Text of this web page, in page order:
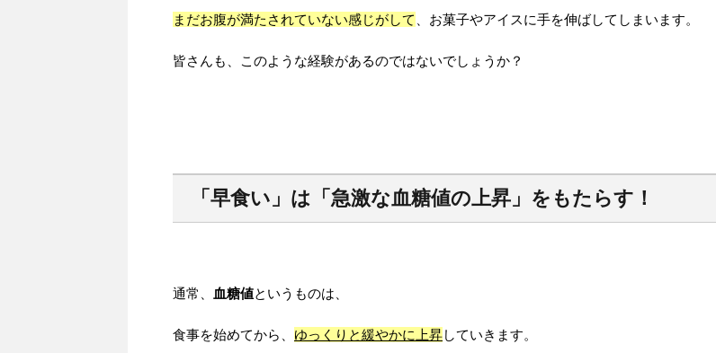
まだお腹が満たされていない感じがして 、お菓子やアイスに手を伸ばしてしまいます。
皆さんも、このような経験があるのではないでしょうか？
「早食い」は「急激な血糖値の上昇」をもたらす！
通常、 血糖値というものは、
食事を始めてから、 ゆっくりと緩やかに上昇していきます。